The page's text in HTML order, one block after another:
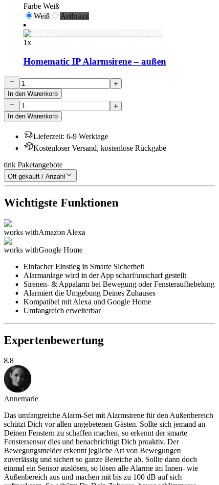
Farbe Weiß
Weiß
Anthrazit
1x
Homematic IP Alarmsirene – außen
In den Warenkorb
In den Warenkorb
Lieferzeit: 6-9 Werktage
Kostenloser Versand, kostenlose Rückgabe
tink Paketangebote
Oft gekauft / Anzahl
Wichtigste Funktionen
works withAmazon Alexa
works withGoogle Home
Einfacher Einstieg in Smarte Sicherheit
Alarmanlage wird in der App scharf/unscharf gestellt
Sirenen- & Appalarm bei Bewegung oder Fensteraufhebelung
Alarmiert die Umgebung Deines Zuhauses
Kompatibel mit Alexa und Google Home
Umfangreich erweiterbar
Expertenbewertung
8.8
Annemarie
Das umfangreiche Alarm-Set mit Alarmsirene für den Außenbereich
schützt Dich vor allen ungebetenen Gästen. Sollte sich jemand an
Deinen Fenstern zu schaffen machen, so erkennt der smarte
Fenstersensor dies und benachrichtigt Dich proaktiv. Der
Bewegungsmelder erkennt jegliche Art von Bewegungen
zuverlässig und sichert so ganze Bereiche ab. Sollte dann doch
einmal ein Sensor auslösen, so lösen alle Alarme im Innen- wie
Außenbereich aus und machen mit bis zu 100 dB auf sich